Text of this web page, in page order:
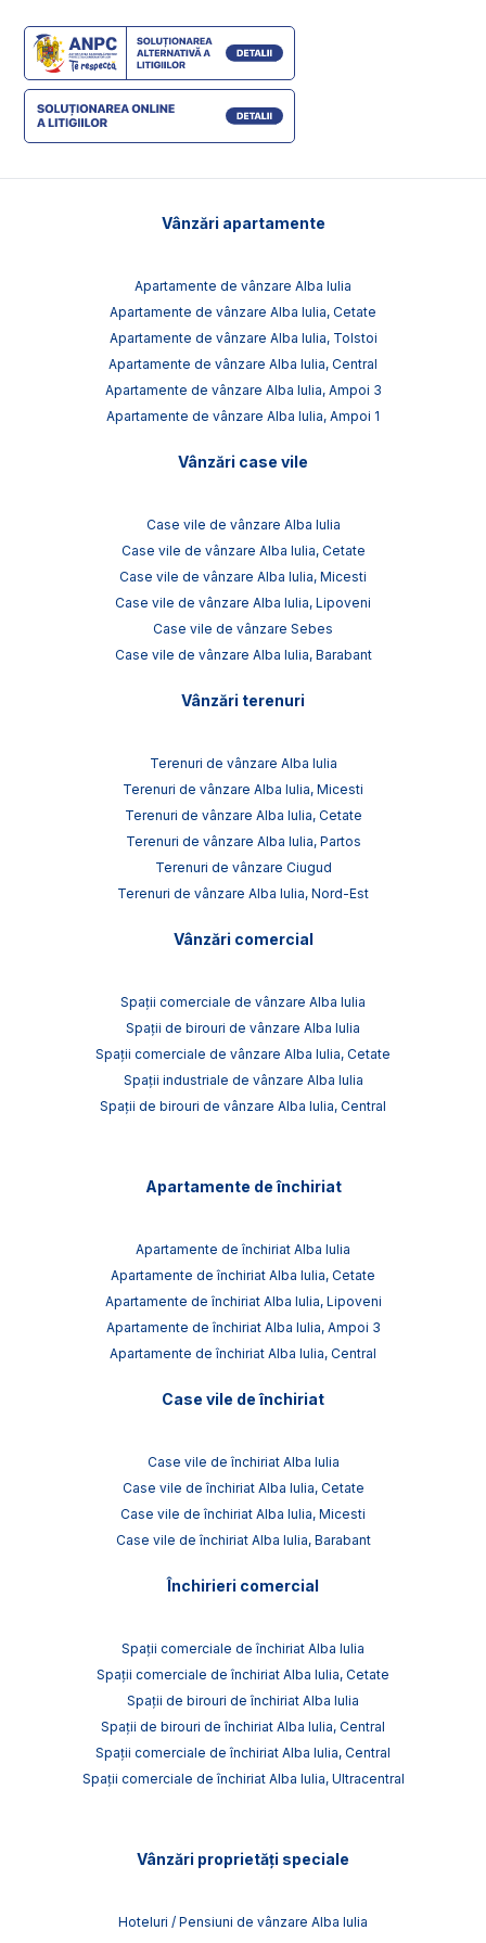
Vânzări apartamente
Apartamente de vânzare Alba Iulia
Apartamente de vânzare Alba Iulia, Cetate
Apartamente de vânzare Alba Iulia, Tolstoi
Apartamente de vânzare Alba Iulia, Central
Apartamente de vânzare Alba Iulia, Ampoi 3
Apartamente de vânzare Alba Iulia, Ampoi 1
Vânzări case vile
Case vile de vânzare Alba Iulia
Case vile de vânzare Alba Iulia, Cetate
Case vile de vânzare Alba Iulia, Micesti
Case vile de vânzare Alba Iulia, Lipoveni
Case vile de vânzare Sebes
Case vile de vânzare Alba Iulia, Barabant
Vânzări terenuri
Terenuri de vânzare Alba Iulia
Terenuri de vânzare Alba Iulia, Micesti
Terenuri de vânzare Alba Iulia, Cetate
Terenuri de vânzare Alba Iulia, Partos
Terenuri de vânzare Ciugud
Terenuri de vânzare Alba Iulia, Nord-Est
Vânzări comercial
Spații comerciale de vânzare Alba Iulia
Spații de birouri de vânzare Alba Iulia
Spații comerciale de vânzare Alba Iulia, Cetate
Spații industriale de vânzare Alba Iulia
Spații de birouri de vânzare Alba Iulia, Central
Apartamente de închiriat
Apartamente de închiriat Alba Iulia
Apartamente de închiriat Alba Iulia, Cetate
Apartamente de închiriat Alba Iulia, Lipoveni
Apartamente de închiriat Alba Iulia, Ampoi 3
Apartamente de închiriat Alba Iulia, Central
Case vile de închiriat
Case vile de închiriat Alba Iulia
Case vile de închiriat Alba Iulia, Cetate
Case vile de închiriat Alba Iulia, Micesti
Case vile de închiriat Alba Iulia, Barabant
Închirieri comercial
Spații comerciale de închiriat Alba Iulia
Spații comerciale de închiriat Alba Iulia, Cetate
Spații de birouri de închiriat Alba Iulia
Spații de birouri de închiriat Alba Iulia, Central
Spații comerciale de închiriat Alba Iulia, Central
Spații comerciale de închiriat Alba Iulia, Ultracentral
Vânzări proprietăți speciale
Hoteluri / Pensiuni de vânzare Alba Iulia